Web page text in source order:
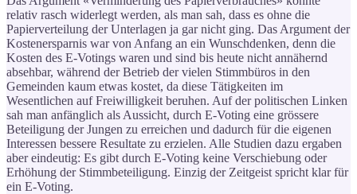
relativ rasch widerlegt werden, als man sah, dass es ohne die
Papierverteilung der Unterlagen ja gar nicht ging. Das Argument der
Kostenersparnis war von Anfang an ein Wunschdenken, denn die
Kosten des E-Votings waren und sind bis heute nicht annähernd
absehbar, während der Betrieb der vielen Stimmbüros in den
Gemeinden kaum etwas kostet, da diese Tätigkeiten im
Wesentlichen auf Freiwilligkeit beruhen. Auf der politischen Linken
sah man anfänglich als Aussicht, durch E-Voting eine grössere
Beteiligung der Jungen zu erreichen und dadurch für die eigenen
Interessen bessere Resultate zu erzielen. Alle Studien dazu ergaben
aber eindeutig: Es gibt durch E-Voting keine Verschiebung oder
Erhöhung der Stimmbeteiligung. Einzig der Zeitgeist spricht klar für
ein E-Voting.